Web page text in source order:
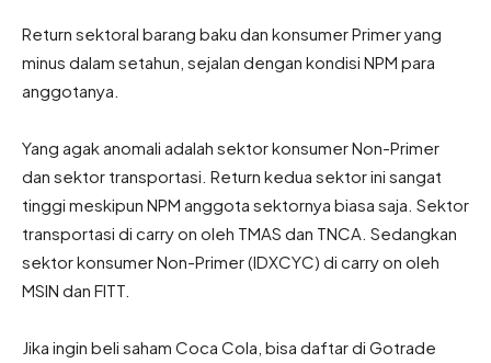
Return sektoral barang baku dan konsumer Primer yang
minus dalam setahun, sejalan dengan kondisi NPM para
anggotanya.
Yang agak anomali adalah sektor konsumer Non-Primer
dan sektor transportasi. Return kedua sektor ini sangat
tinggi meskipun NPM anggota sektornya biasa saja. Sektor
transportasi di carry on oleh TMAS dan TNCA. Sedangkan
sektor konsumer Non-Primer (IDXCYC) di carry on oleh
MSIN dan FITT.
Jika ingin beli saham Coca Cola, bisa daftar di Gotrade